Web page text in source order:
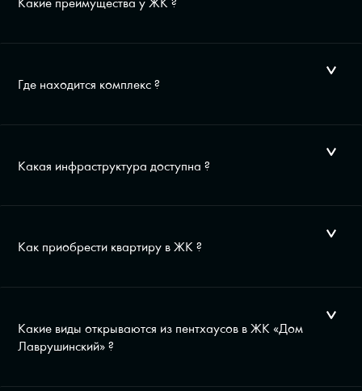
Где находится комплекс ?
Какая инфраструктура доступна ?
Как приобрести квартиру в ЖК ?
Какие виды открываются из пентхаусов в ЖК «Дом
Лаврушинский» ?